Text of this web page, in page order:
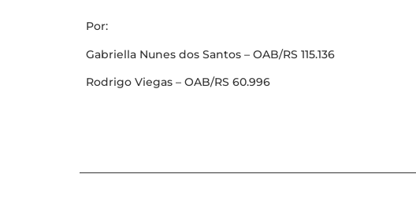
Por:
Gabriella Nunes dos Santos – OAB/RS 115.136
Rodrigo Viegas – OAB/RS 60.996